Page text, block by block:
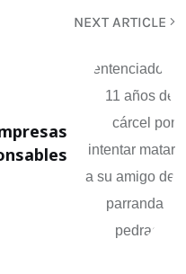
NEXT ARTICLE